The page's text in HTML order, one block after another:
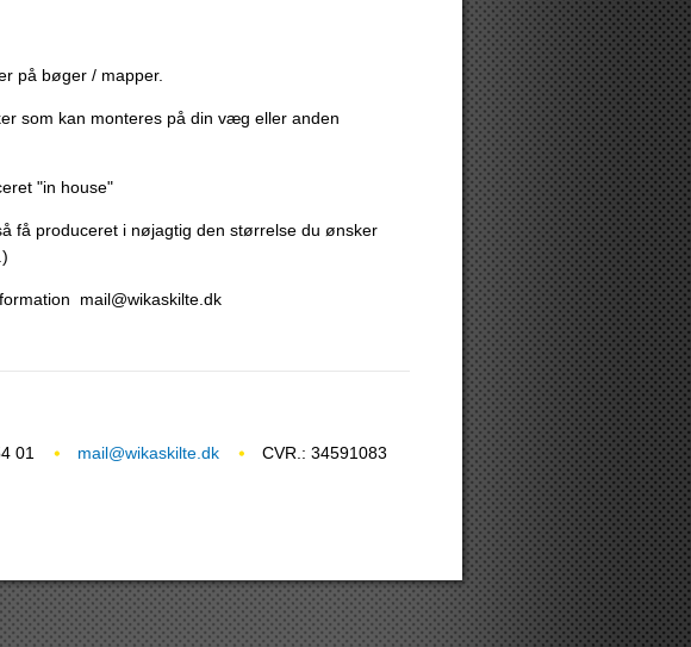
på bøger / mapper.
som kan monteres på din væg eller anden
"in house"
få produceret i nøjagtig den størrelse du ønsker
mail@wikaskilte.dk
01 mail@wikaskilte.dk CVR.: 34591083